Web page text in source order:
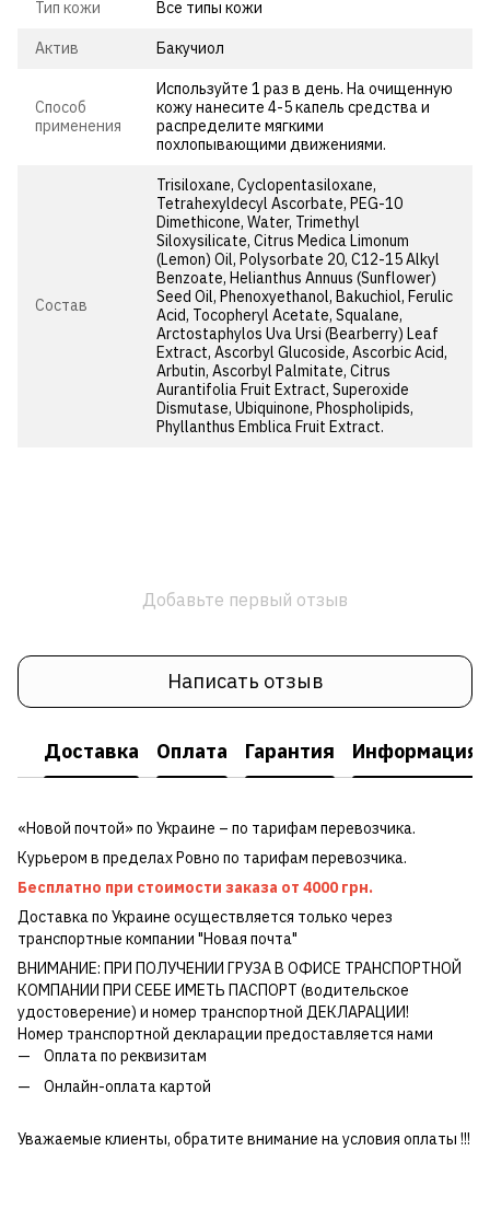
Тип кожи Все типы кожи
Актив Бакучиол
Способ
применения
Используйте 1 раз в день. На очищенную
кожу нанесите 4-5 капель средства и
распределите мягкими
похлопывающими движениями.
Состав
Trisiloxane, Cyclopentasiloxane,
Tetrahexyldecyl Ascorbate, PEG-10
Dimethicone, Water, Trimethyl
Siloxysilicate, Citrus Medica Limonum
(Lemon) Oil, Polysorbate 20, C12-15 Alkyl
Benzoate, Helianthus Annuus (Sunflower)
Seed Oil, Phenoxyethanol, Bakuchiol, Ferulic
Acid, Tocopheryl Acetate, Squalane,
Arctostaphylos Uva Ursi (Bearberry) Leaf
Extract, Ascorbyl Glucoside, Ascorbic Acid,
Arbutin, Ascorbyl Palmitate, Citrus
Aurantifolia Fruit Extract, Superoxide
Dismutase, Ubiquinone, Phospholipids,
Phyllanthus Emblica Fruit Extract.
Добавьте первый отзыв
Написать отзыв
Доставка Оплата Гарантия Информация
«Новой почтой» по Украине – по тарифам перевозчика.
Курьером в пределах Ровно по тарифам перевозчика.
Бесплатно при стоимости заказа от 4000 грн.
Доставка по Украине осуществляется только через
транспортные компании "Новая почта"
ВНИМАНИЕ: ПРИ ПОЛУЧЕНИИ ГРУЗА В ОФИСЕ ТРАНСПОРТНОЙ
КОМПАНИИ ПРИ СЕБЕ ИМЕТЬ ПАСПОРТ (водительское
удостоверение) и номер транспортной ДЕКЛАРАЦИИ!
Номер транспортной декларации предоставляется нами
Оплата по реквизитам
Онлайн-оплата картой
Уважаемые клиенты, обратите внимание на условия оплаты !!!